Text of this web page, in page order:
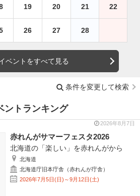
19 20 21 22
26 27 28
ベントをすべて見る
条件を変更して検索
ントランキング
2026年8月7日
赤れんがサマーフェスタ2026
北海道の「楽しい」を赤れんがから
北海道
北海道庁旧本庁舎（赤れんが庁舎）
2026年7月5日(日)～9月12日(土)